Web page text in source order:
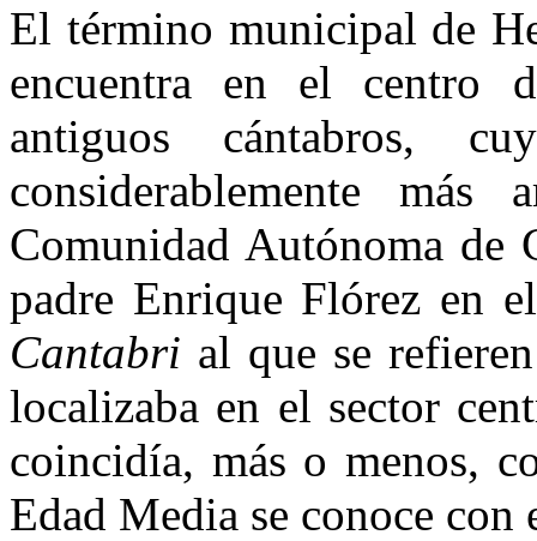
El término municipal de
encuentra en el centro
antiguos cántabros,
considerablemente
Comunidad Autónoma de
padre Enrique Flórez en
Cantabri al que se
localizaba en el sector
coincidía, más o menos,
Edad Media se conoce